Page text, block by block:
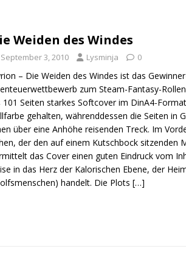
Weiden des Windes
September 3, 2010 Lysminja 0
– Die Weiden des Windes ist das
zum Steam-Fantasy-
101 Seiten starkes Softcover im DinA4-
gehalten, währenddessen die Seiten in
über eine Anhöhe reisenden Treck. Im
der den auf einem Kutschbock sitzenden
das Cover einen guten Eindruck vom
in das Herz der Kalorischen Ebene, der
handelt. Die Plots[…]